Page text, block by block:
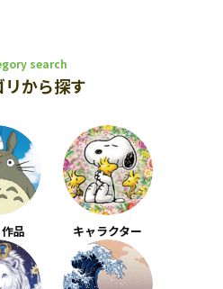
search
リから探す
品 キャラクター